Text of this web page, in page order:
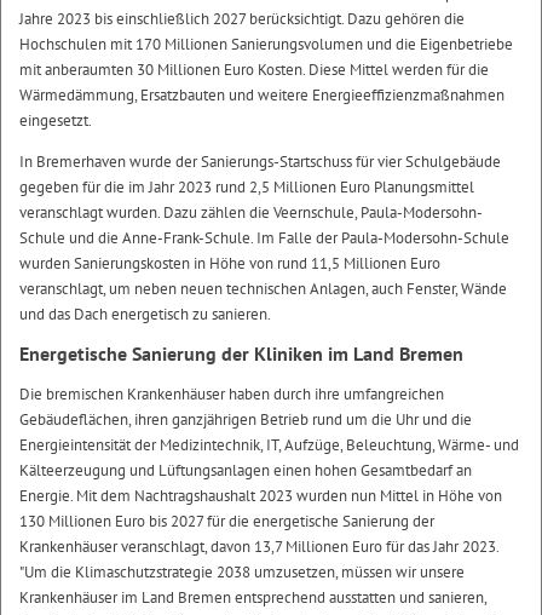
Jahre 2023 bis einschließlich 2027 berücksichtigt. Dazu gehören die
Hochschulen mit 170 Millionen Sanierungsvolumen und die Eigenbetriebe
mit anberaumten 30 Millionen Euro Kosten. Diese Mittel werden für die
Wärmedämmung, Ersatzbauten und weitere Energieeffizienzmaßnahmen
eingesetzt.
In Bremerhaven wurde der Sanierungs-Startschuss für vier Schulgebäude
gegeben für die im Jahr 2023 rund 2,5 Millionen Euro Planungsmittel
veranschlagt wurden. Dazu zählen die Veernschule, Paula-Modersohn-
Schule und die Anne-Frank-Schule. Im Falle der Paula-Modersohn-Schule
wurden Sanierungskosten in Höhe von rund 11,5 Millionen Euro
veranschlagt, um neben neuen technischen Anlagen, auch Fenster, Wände
und das Dach energetisch zu sanieren.
Energetische Sanierung der Kliniken im Land Bremen
Die bremischen Krankenhäuser haben durch ihre umfangreichen
Gebäudeflächen, ihren ganzjährigen Betrieb rund um die Uhr und die
Energieintensität der Medizintechnik, IT, Aufzüge, Beleuchtung, Wärme- und
Kälteerzeugung und Lüftungsanlagen einen hohen Gesamtbedarf an
Energie. Mit dem Nachtragshaushalt 2023 wurden nun Mittel in Höhe von
130 Millionen Euro bis 2027 für die energetische Sanierung der
Krankenhäuser veranschlagt, davon 13,7 Millionen Euro für das Jahr 2023.
"Um die Klimaschutzstrategie 2038 umzusetzen, müssen wir unsere
Krankenhäuser im Land Bremen entsprechend ausstatten und sanieren,